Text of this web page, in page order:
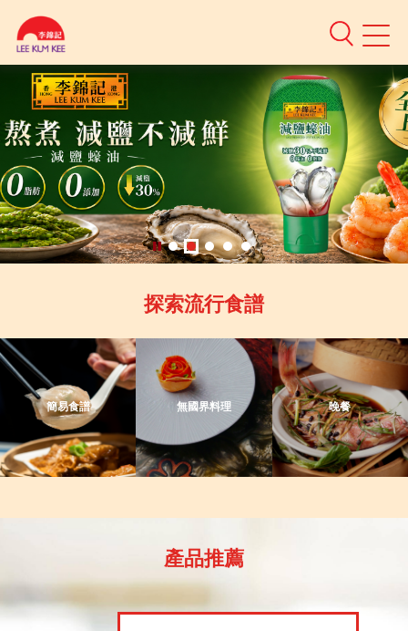
Mobile
Authentic
Asian
Sauces
探索流行食譜
簡易食譜 無國界料理 晚餐
產品推薦